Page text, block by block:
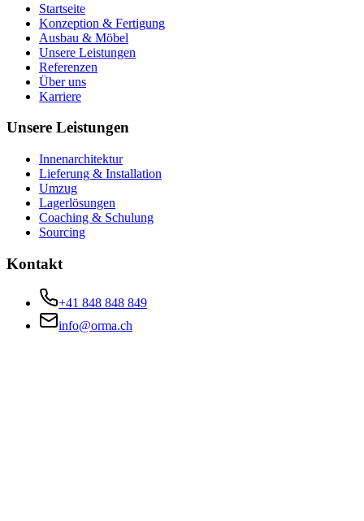
Startseite
Konzeption & Fertigung
Ausbau & Möbel
Unsere Leistungen
Referenzen
Über uns
Karriere
Unsere Leistungen
Innenarchitektur
Lieferung & Installation
Umzug
Lagerlösungen
Coaching & Schulung
Sourcing
Kontakt
+41 848 848 849
info@orma.ch